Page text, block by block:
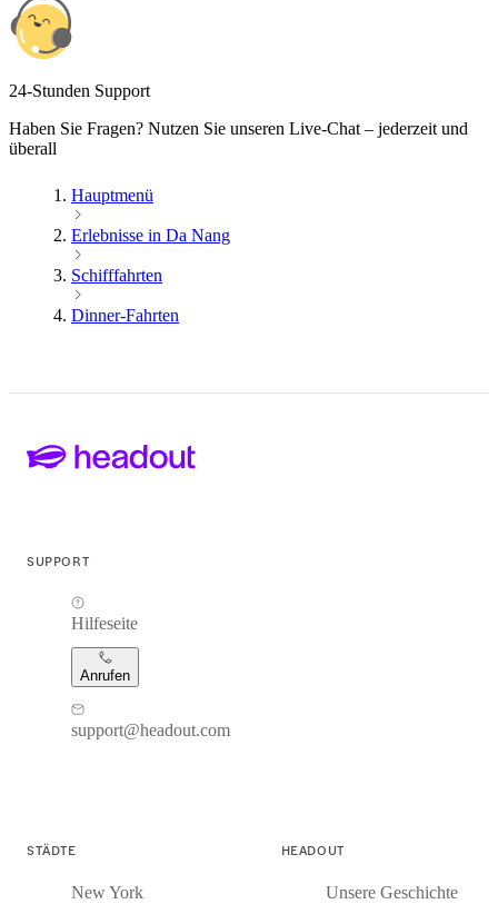
24-Stunden Support
Haben Sie Fragen? Nutzen Sie unseren Live-Chat – jederzeit und
überall
Hauptmenü
Erlebnisse in Da Nang
Schifffahrten
Dinner-Fahrten
SUPPORT
Hilfeseite
Anrufen
support@headout.com
STÄDTE
New York
HEADOUT
Unsere Geschichte